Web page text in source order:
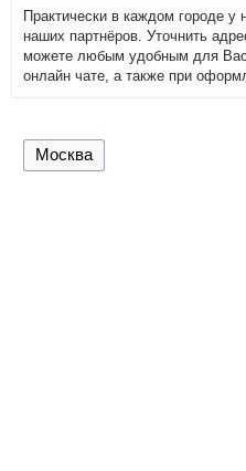
Практически в каждом городе у
наших партнёров. Уточнить
можете любым удобным для
онлайн чате, а также при
Москва